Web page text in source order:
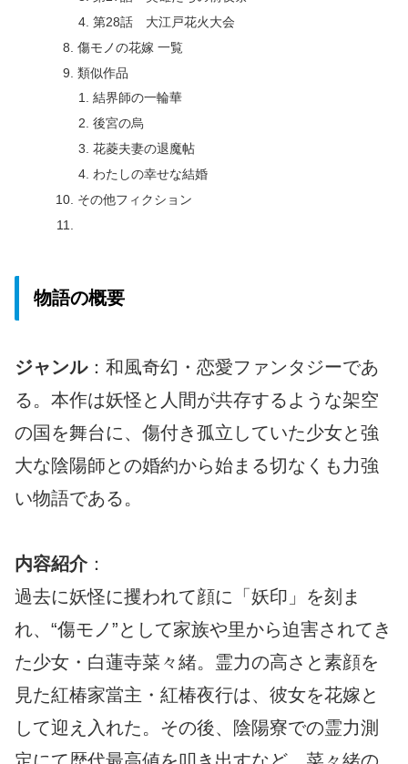
第28話 大江戸花火大会
傷モノの花嫁 一覧
類似作品
結界師の一輪華
後宮の烏
花菱夫妻の退魔帖
わたしの幸せな結婚
その他フィクション
物語の概要
ジャンル：和風奇幻・恋愛ファンタジーであ
る。本作は妖怪と人間が共存するような架空
の国を舞台に、傷付き孤立していた少女と強
大な陰陽師との婚約から始まる切なくも力強
い物語である。
内容紹介：
過去に妖怪に攫われて顔に「妖印」を刻ま
れ、“傷モノ”として家族や里から迫害されてき
た少女・白蓮寺菜々緒。霊力の高さと素顔を
見た紅椿家當主・紅椿夜行は、彼女を花嫁と
して迎え入れた。その後、陰陽寮での霊力測
定にて歴代最高値を叩き出すなど、菜々緒の